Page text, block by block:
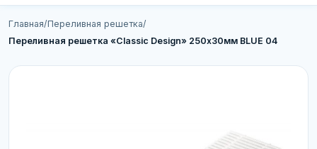
Главная/Переливная решетка/
Переливная решетка «Classic Design» 250х30мм BLUE 04